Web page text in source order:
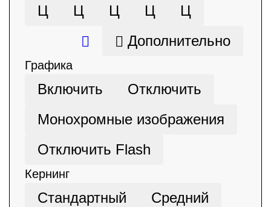
Ц Ц Ц Ц
Ц
Дополнительно
Графика
Включить
Отключить
Монохромные изображения
Отключить Flash
Кернинг
Стандартный
Средний